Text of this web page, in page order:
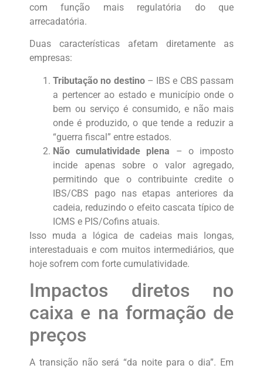
com função mais regulatória do que
arrecadatória.
Duas características afetam diretamente as
empresas:
Tributação no destino– IBS e CBS passam
a pertencer ao estado e município onde o
bem ou serviço é consumido, e não mais
onde é produzido, o que tende a reduzir a
“guerra fiscal” entre estados.
Não cumulatividade plena – o imposto
incide apenas sobre o valor agregado,
permitindo que o contribuinte credite o
IBS/CBS pago nas etapas anteriores da
cadeia, reduzindo o efeito cascata típico de
ICMS e PIS/Cofins atuais.
Isso muda a lógica de cadeias mais longas,
interestaduais e com muitos intermediários, que
hoje sofrem com forte cumulatividade.
Impactos diretos no
caixa e na formação de
preços
A transição não será “da noite para o dia”. Em